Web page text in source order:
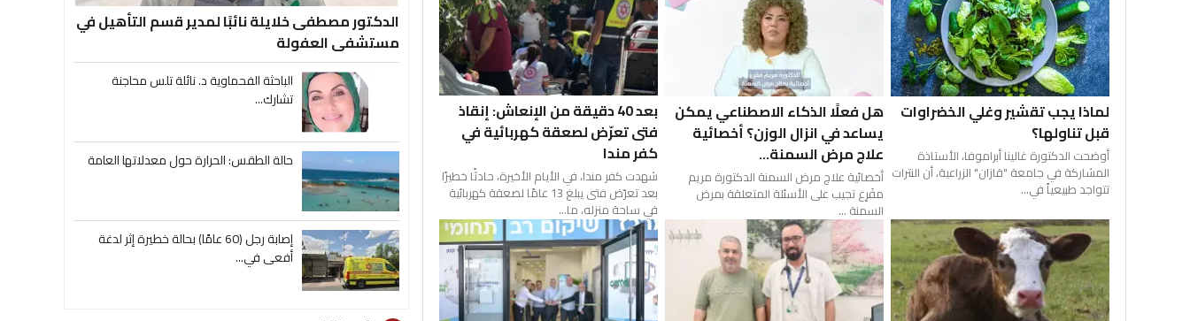
لماذا يجب تقشير وغلي الخضراوات
قبل تناولها؟
أوضحت الدكتورة غالينا أبراموفا، الأستاذة
المشاركة في جامعة "قازان" الزراعية، أن النترات
تتواجد طبيعياً في...
هل فعلًا الذكاء الاصطناعي يمكن
يساعد في انزال الوزن؟ أخصائية
علاج مرض السمنة...
أخصائية علاج مرض السمنة الدكتورة مريم
مفَرِع تجيب على الأسئلة المتعلقة بمرض
السمنة ...
بعد 40 دقيقة من الإنعاش: إنقاذ
فتى تعرّض لصعقة كهربائية في
كفر مندا
شهدت كفر مندا، في الأيام الأخيرة، حادثًا خطيرًا
بعد تعرّض فتى يبلغ 13 عامًا لصعقة كهربائية
في ساحة منزله، ما...
الدكتور مصطفى خلايلة نائبًا لمدير قسم التأهيل في
مستشفى العفولة
الباحثة الفحماوية د. نائلة تلس محاجنة
تشارك...
حالة الطقس: الحرارة حول معدلاتها العامة
إصابة رجل (60 عامًا) بحالة خطيرة إثر لدغة
أفعى في...